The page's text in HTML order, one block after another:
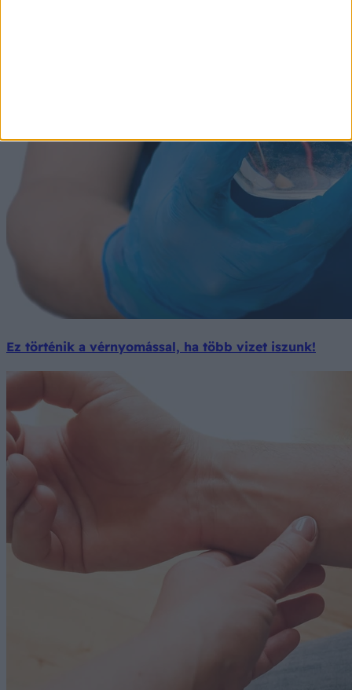
Ez történik a vérnyomással, ha több vizet iszunk!